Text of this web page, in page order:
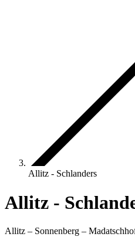
Allitz - Schlanders
Allitz -
Allitz – Sonnenberg –